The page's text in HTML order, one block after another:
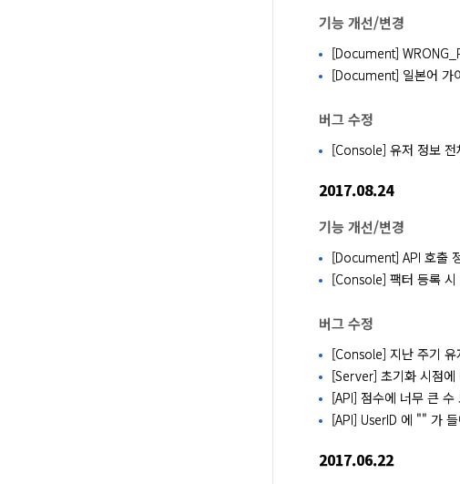
기능 개선/변경
[Document]
[Document] 일본어 가
버그 수정
[Console] 유저 정보 전
2017.08.24
기능 개선/변경
[Document] API 호출
[Console] 팩터 등록 시
버그 수정
[Console] 지난 주기 유
[Server] 초기화 시점에
[API] 점수에 너무 큰
[API] UserID 에 "" 가
2017.06.22